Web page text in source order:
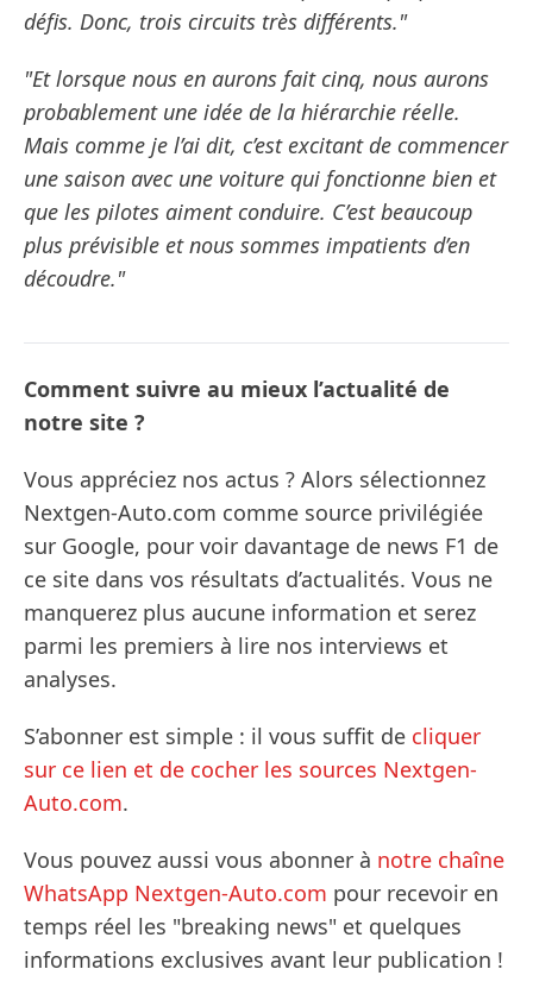
défis. Donc, trois circuits très différents."
"Et lorsque nous en aurons fait cinq, nous aurons
probablement une idée de la hiérarchie réelle.
Mais comme je l’ai dit, c’est excitant de commencer
une saison avec une voiture qui fonctionne bien et
que les pilotes aiment conduire. C’est beaucoup
plus prévisible et nous sommes impatients d’en
découdre."
Comment suivre au mieux l’actualité de
notre site ?
Vous appréciez nos actus ? Alors sélectionnez
Nextgen-Auto.com comme source privilégiée
sur Google, pour voir davantage de news F1 de
ce site dans vos résultats d’actualités. Vous ne
manquerez plus aucune information et serez
parmi les premiers à lire nos interviews et
analyses.
S’abonner est simple : il vous suffit de cliquer
sur ce lien et de cocher les sources Nextgen-
Auto.com.
Vous pouvez aussi vous abonner à notre chaîne
WhatsApp Nextgen-Auto.com pour recevoir en
temps réel les "breaking news" et quelques
informations exclusives avant leur publication !